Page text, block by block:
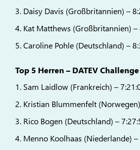
Daisy Davis (Großbritannien) –
Kat Matthews (Großbritannien) –
Caroline Pohle (Deutschland) –
Top 5 Herren – DATEV
Sam Laidlow (Frankreich) –
Kristian Blummenfelt
Rico Bogen (Deutschland) –
Menno Koolhaas (Niederlande)